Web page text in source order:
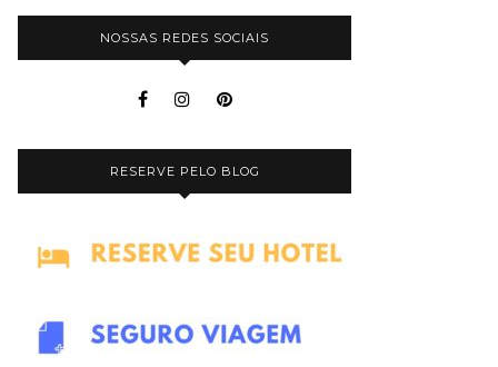
NOSSAS REDES SOCIAIS
RESERVE PELO BLOG